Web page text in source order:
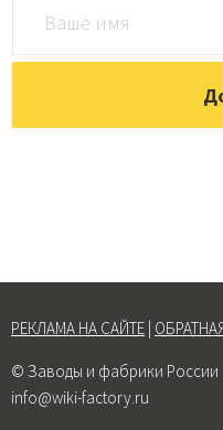
РЕКЛАМА НА САЙТЕ
© Заводы и фабрики России
info@wiki-factory.ru